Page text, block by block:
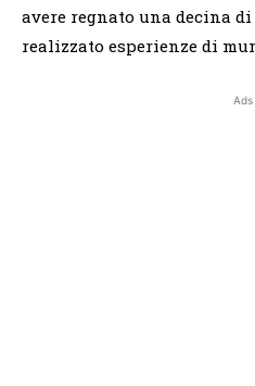
avere regnato una decina
realizzato esperienze di
Ads